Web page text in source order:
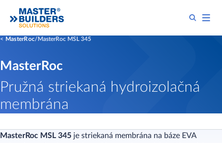
MasterRoc MasterRoc MSL 345
MasterRoc
Pružná striekaná hydroizolačná
membrána
MasterRoc MSL 345 je striekaná membrána na báze EVA